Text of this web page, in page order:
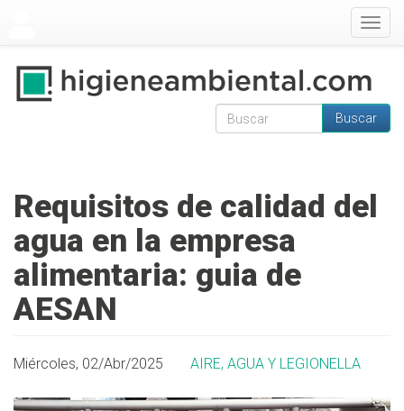
Formulario de
Buscar
Requisitos de calidad del
agua en la empresa
alimentaria: guia de
AESAN
Miércoles, 02/Abr/2025 AIRE, AGUA Y LEGIONELLA